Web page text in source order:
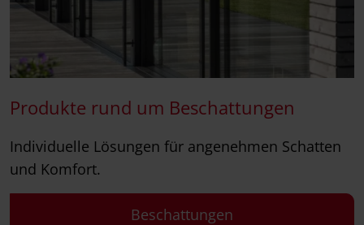
Produkte rund um Beschattungen
Individuelle Lösungen für angenehmen Schatten
und Komfort.
Beschattungen